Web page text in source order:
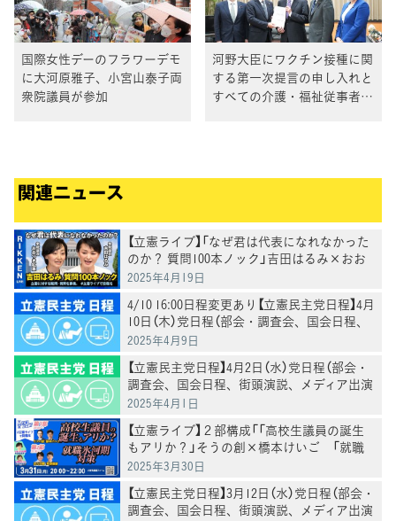
国際女性デーのフラワーデモ
に大河原雅子、小宮山泰子両
衆院議員が参加
河野大臣にワクチン接種に関
する第一次提言の申し入れと
すべての介護・福祉従事者を
関連ニュース
【立憲ライブ】「なぜ君は代表になれなかった
のか？ 質問100本ノック」吉田はるみ×おお
つき紅葉
2025年4月19日
4/10 16:00日程変更あり【立憲民主党日程】4月
10日（木）党日程（部会・調査会、国会日程、
街頭演説、メディア出演等）
2025年4月9日
【立憲民主党日程】4月2日（水）党日程（部会・
調査会、国会日程、街頭演説、メディア出演
等）
2025年4月1日
【立憲ライブ】２部構成「「高校生議員の誕生
もアリか？」そうの創×橋本けいご 「就職
氷河期対策」吉川沙織×馬場雄基 司会：お
2025年3月30日
【立憲民主党日程】3月12日（水）党日程（部会・
調査会、国会日程、街頭演説、メディア出演